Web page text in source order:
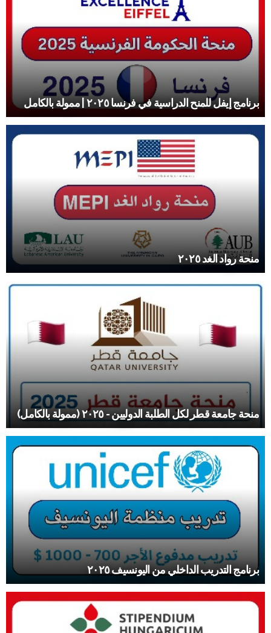
برنامج إيفل للمنح الدراسية في فرنسا ٢٠٢٥ | ممولة بالكامل
منحة رواد الغد ٢٠٢٥
منحة جامعة قطر لكل الطلبة الدوليين - ٢٠٢٥ (ممولة بالكامل)
برنامج التدريب الداخلي من اليونسيف ٢٠٢٥